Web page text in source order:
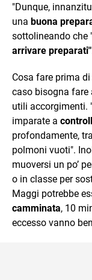
"Dunque,
una buona
sottolineando che
arrivare preparati"
Cosa fare prima
caso bisogna fare
utili accorgimenti.
imparate a
profondamente,
polmoni vuoti".
muoversi un po’
o in classe per
Maggi potrebbe
camminata, 10
eccesso vanno